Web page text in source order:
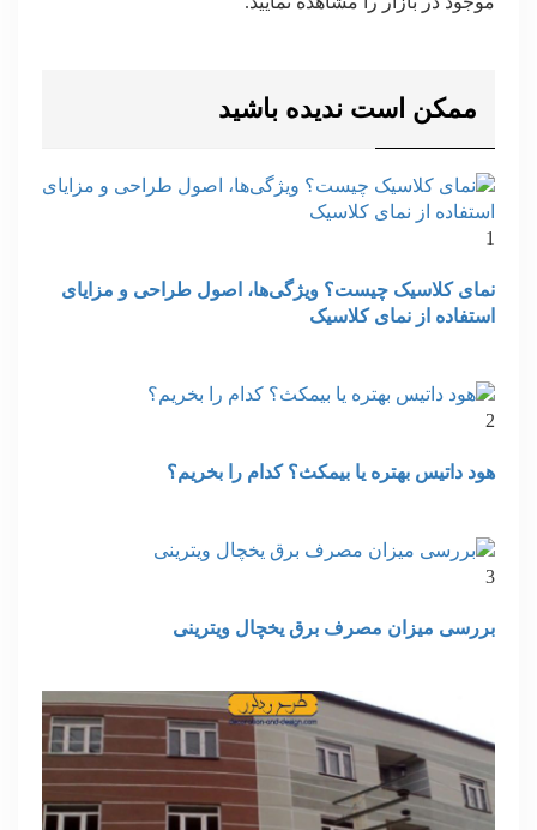
ممکن است ندیده باشید
1
نمای کلاسیک چیست؟ ویژگی‌ها، اصول طراحی و مزایای
استفاده از نمای کلاسیک
2
هود داتیس بهتره یا بیمکث؟ کدام را بخریم؟
3
بررسی میزان مصرف برق یخچال ویترینی